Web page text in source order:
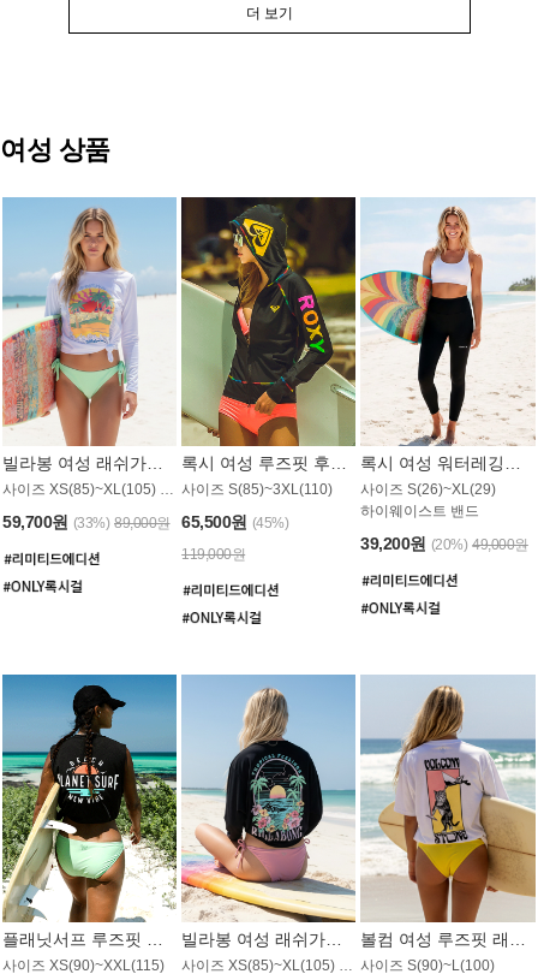
더 보기
여성 상품
59,700원 (33%) 89,000원
사이즈 S(85)~3XL(110)
65,500원 (45%)
119,000원
사이즈 S(26)~XL(29)
하이웨이스트 밴드
39,200원 (20%) 49,000원
사이즈 XS(90)~XXL(115) 사이즈 XS(85)~XL(105) / 오버핏 사이즈 S(90)~L(100)